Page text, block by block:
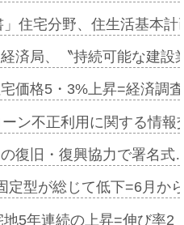
」住宅分野、住生活基本
済局、〝持続可能な建
価格5・3%上昇=経済調
ン不正利用に関する情
復旧・復興協力で署名
定型が総じて低下=6月か
地5年連続の上昇=伸び率